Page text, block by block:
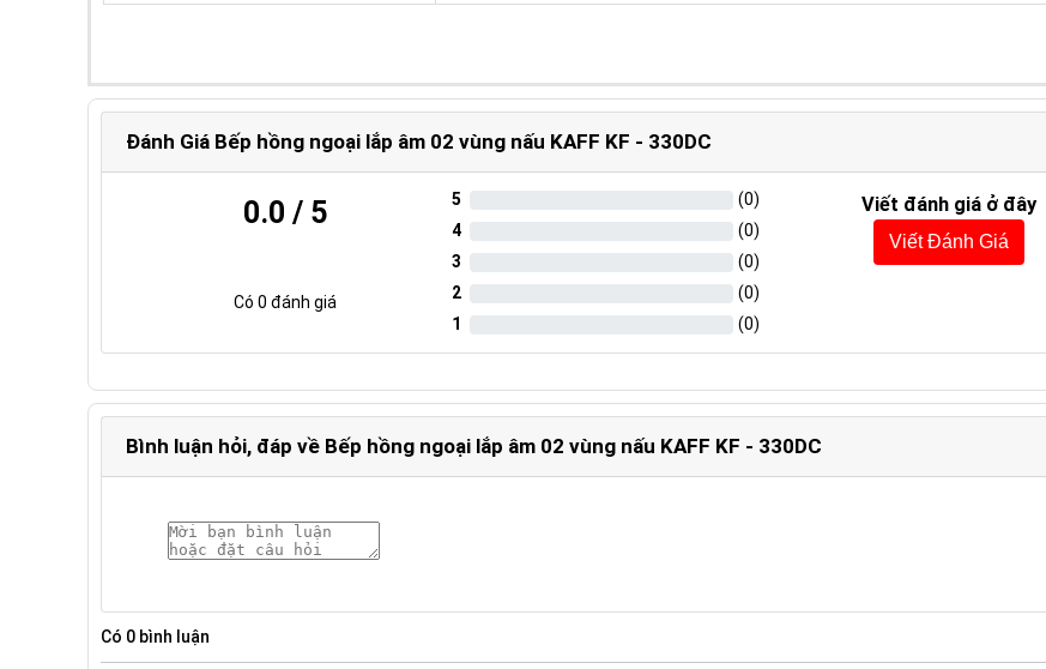
Đánh Giá Bếp hồng ngoại lắp âm 02 vùng nấu KAFF KF - 330DC
0.0 / 5
Có0 đánh giá
5 (0)
4
(0)
3
(0)
2
(0)
1
(0)
Viết đánh giá ở đây
Viết Đánh Giá
Bình luận hỏi, đáp về Bếp hồng ngoại lắp âm 02 vùng nấu KAFF KF - 330DC
Có 0 bình luận